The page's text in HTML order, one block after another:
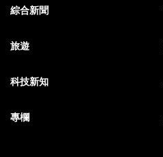
綜合新聞
旅遊
科技新知
專欄